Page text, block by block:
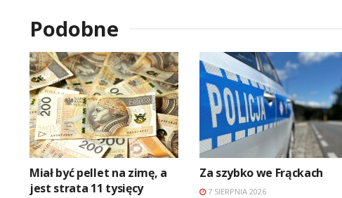
Podobne
Miał być pellet na zimę, a
jest strata 11 tysięcy
Za szybko we Frąckach
7 SIERPNIA 2026